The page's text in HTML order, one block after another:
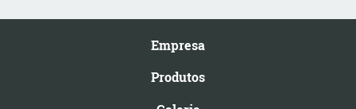
Empresa
Produtos